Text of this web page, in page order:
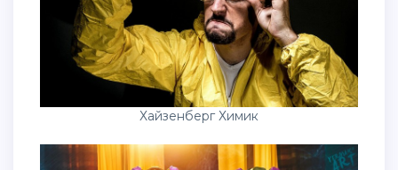
Хайзенберг Химик